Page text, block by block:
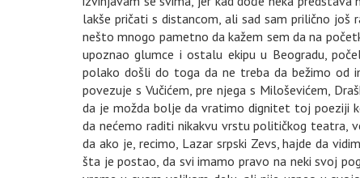
lakše pričati s distancom, ali sad sam prilično
nešto mnogo pametno da kažem sem da na
upoznao glumce i ostalu ekipu u Beogradu,
polako došli do toga da ne treba da bežimo od
povezuje s Vučićem, pre njega s Miloševićem,
da je možda bolje da vratimo dignitet toj poeziji
da nećemo raditi nikakvu vrstu političkog teatra,
da ako je, recimo, Lazar srpski Zevs, hajde da
šta je postao, da svi imamo pravo na neki svoj